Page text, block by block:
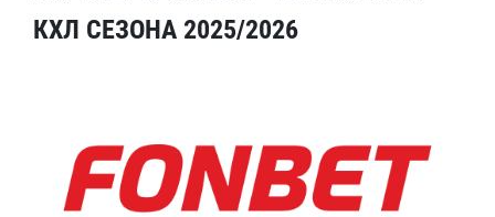
КХЛ СЕЗОНА 2025/2026